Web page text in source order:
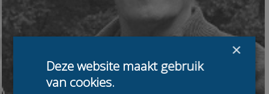
×
Deze website maakt gebruik
van cookies.